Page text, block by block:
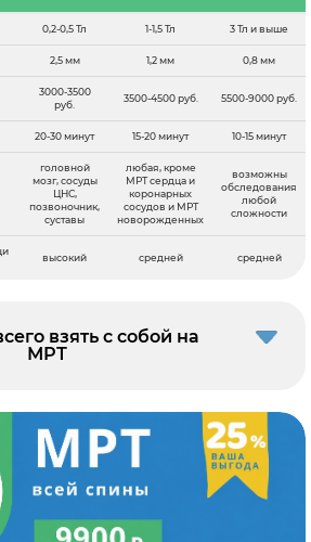
0,2-0,5 Тл 1-1,5 Тл 3 Тл и выше
2,5 мм 1,2 мм 0,8 мм
3000-3500
руб.
3500-4500 руб. 5500-9000 руб.
20-30 минут 15-20 минут 10-15 минут
головной
мозг, сосуды
ЦНС,
позвоночник,
суставы
любая, кроме
МРТ сердца и
коронарных
сосудов и МРТ
новорожденных
возможны
обследования
любой
сложности
высокий средней средней
взять с собой на
МРТ